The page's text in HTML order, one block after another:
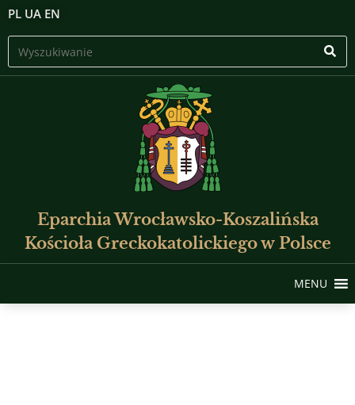
PL UA EN
Eparchia Wrocławsko-Koszalińska
Kościoła Greckokatolickiego w Polsce
MENU